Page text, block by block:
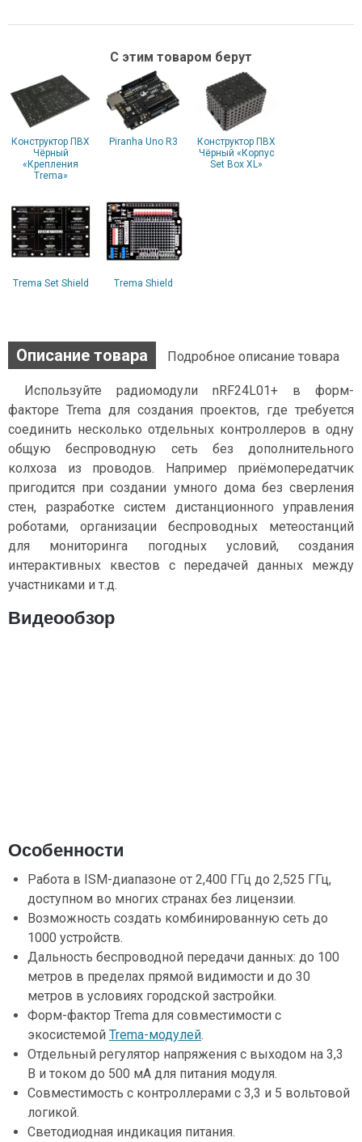
С этим товаром берут
Конструктор ПВХ
Чёрный
«Крепления
Trema»
Piranha Uno R3
Конструктор ПВХ
Чёрный «Корпус
Set Box XL»
Trema Set Shield Trema Shield
Описание товара Подробное описание товара
Используйте радиомодули nRF24L01+ в форм-
факторе Trema для создания проектов, где требуется
соединить несколько отдельных контроллеров в одну
общую беспроводную сеть без дополнительного
колхоза из проводов. Например приёмопередатчик
пригодится при создании умного дома без сверления
стен, разработке систем дистанционного управления
роботами, организации беспроводных метеостанций
для мониторинга погодных условий, создания
интерактивных квестов с передачей данных между
участниками и т.д.
Видеообзор
Особенности
Работа в ISM-диапазоне от 2,400 ГГц до 2,525 ГГц,
доступном во многих странах без лицензии.
Возможность создать комбинированную сеть до
1000 устройств.
Дальность беспроводной передачи данных: до 100
метров в пределах прямой видимости и до 30
метров в условиях городской застройки.
Форм-фактор Trema для совместимости с
экосистемой Trema-модулей.
Отдельный регулятор напряжения с выходом на 3,3
В и током до 500 мА для питания модуля.
Совместимость с контроллерами с 3,3 и 5 вольтовой
логикой.
Светодиодная индикация питания.